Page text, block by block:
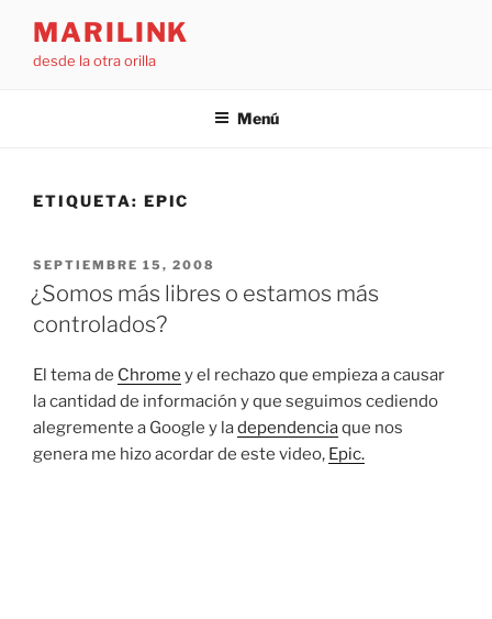
contenido
MARILINK
desde la otra orilla
Menú
ETIQUETA: EPIC
PUBLICADO
EL
SEPTIEMBRE 15, 2008
¿Somos más libres o estamos más
controlados?
El tema de Chrome y el rechazo que empieza a causar
la cantidad de información y que seguimos cediendo
alegremente a Google y ladependenciaque nos
genera me hizo acordar de este video, Epic.